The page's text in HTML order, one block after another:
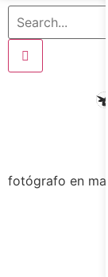
fotógrafo en